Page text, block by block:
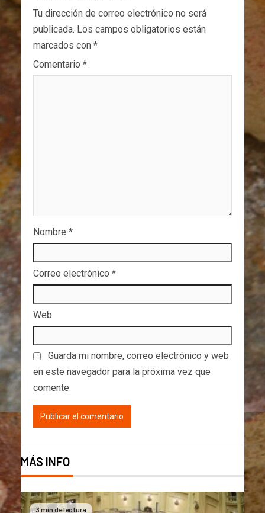
Tu dirección de correo electrónico no será
publicada. Los campos obligatorios están
marcados con *
Comentario *
Nombre *
Correo electrónico *
Web
Guarda mi nombre, correo electrónico y web
en este navegador para la próxima vez que
comente.
MÁS INFO
3 min de lectura